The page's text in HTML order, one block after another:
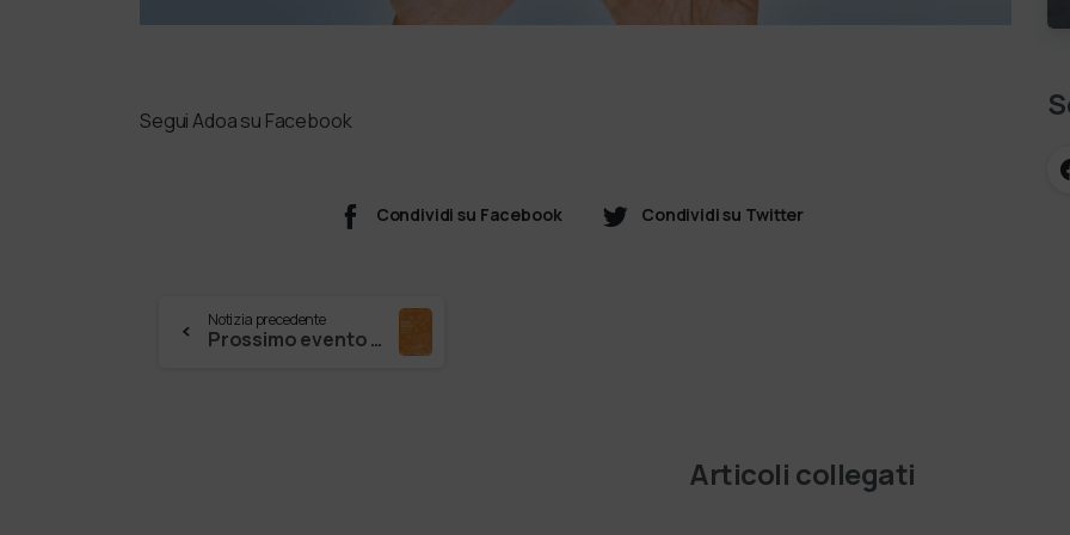
Segui Adoa su Facebook
Condividi su Facebook Condividi su Twitter
Notizia precedente
Prossimo evento verso Poeti sociali Itinerari di pace! GIOVEDÌ 10 OTTOBRE ore 18-19.30 Salone dei Vescovi, via Vescovado 7 Verona “I v…
Articoli collegati